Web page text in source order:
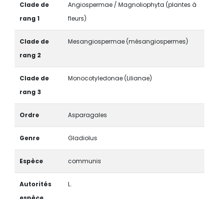
Clade de
rang 1
Angiospermae / Magnoliophyta (plantes à
fleurs)
Clade de
rang 2
Mesangiospermae (mésangiospermes)
Clade de
rang 3
Monocotyledonae (Lilianae)
Ordre Asparagales
Genre Gladiolus
Espèce communis
Autorités
L.